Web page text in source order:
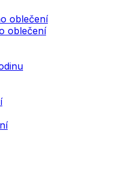
oblečení
oblečení